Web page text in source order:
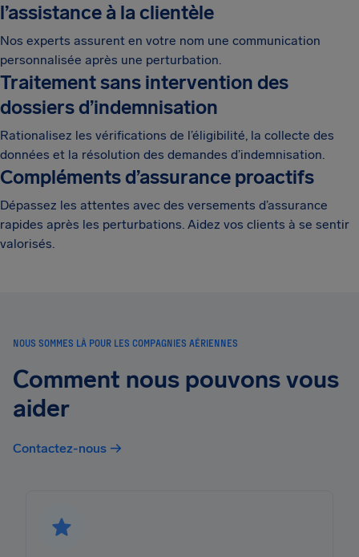
l’assistance à la clientèle
Nos experts assurent en votre nom une communication
personnalisée après une perturbation.
Traitement sans intervention des
dossiers d’indemnisation
Rationalisez les vérifications de l’éligibilité, la collecte des
données et la résolution des demandes d’indemnisation.
Compléments d’assurance proactifs
Dépassez les attentes avec des versements d’assurance
rapides après les perturbations. Aidez vos clients à se sentir
valorisés.
NOUS SOMMES LÀ POUR LES COMPAGNIES AÉRIENNES
Comment nous pouvons vous
aider
Contactez-nous →